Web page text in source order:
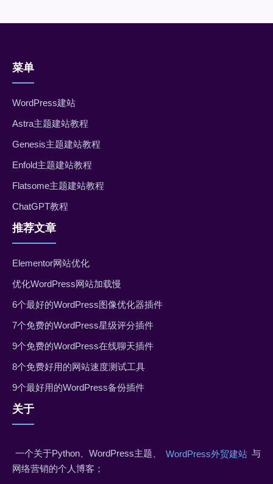
菜单
WordPress建站
Astra主题建站教程
Genesis主题建站教程
Enfold主题建站教程
Flatsome主题建站教程
ChatGPT教程
推荐文章
Elementor网站优化
优化WordPress网站加载慢
6个最好的WordPress图像优化器插件
7个免费的WordPress星级评分插件
9个免费的WordPress在线聊天插件
8个免费好用的网站速度测试工具
9个最好用的WordPress备份插件
关于
一个关于Python、WordPress主题、 WordPress外贸建站 与
网络营销的个人博客；